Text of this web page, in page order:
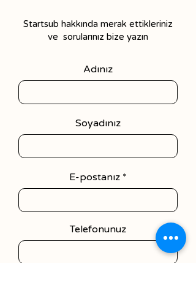
Startsub hakkında merak ettikleriniz
ve sorularınız bize yazın
Adınız
Soyadınız
E-postanız
Telefonunuz